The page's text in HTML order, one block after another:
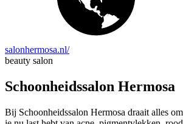
salonhermosa.nl/
beauty salon
Schoonheidssalon Hermosa
Bij Schoonheidssalon Hermosa draait alles